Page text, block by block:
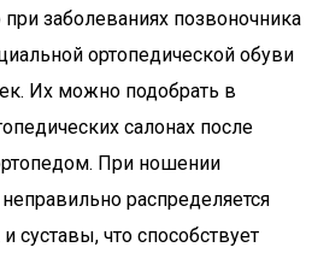
заболеваниях позвоночника
ортопедической обуви
Их можно подобрать в
салонах после
При ношении
распределяется
суставы, что способствует